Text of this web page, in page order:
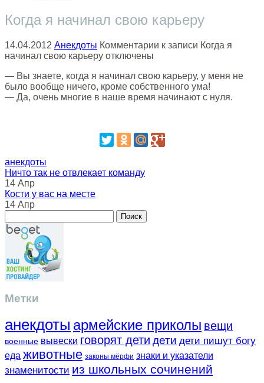
Когда я начинал свою карьеру
14.04.2012 Анекдоты Комментарии к записи Когда я
начинал свою карьеру отключены
— Вы знаете, когда я начинал свою карьеру, у меня не
было вообще ничего, кроме собственного ума!
— Да, очень многие в наше время начинают с нуля.
анекдоты
Ничто так не отвлекает команду
14 Апр
Кости у вас на месте
14 Апр
Метки
анекдоты армейские приколы вещи
военные вывески говорят дети дети дети пишут богу
еда животные законы мёрфи знаки и указатели
знаменитости из школьных сочинений